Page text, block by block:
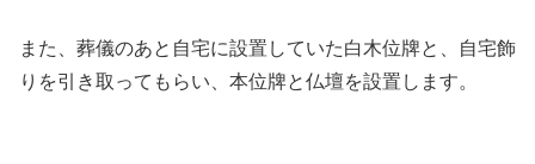
また、葬儀のあと自宅に設置していた白木位牌と、自宅飾
りを引き取ってもらい、本位牌と仏壇を設置します。